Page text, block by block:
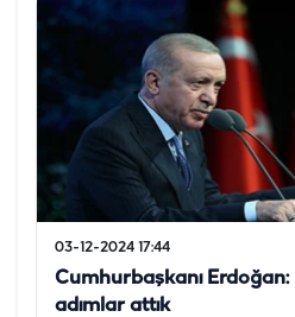
03-12-2024 17:44
Cumhurbaşkanı
adımlar attık